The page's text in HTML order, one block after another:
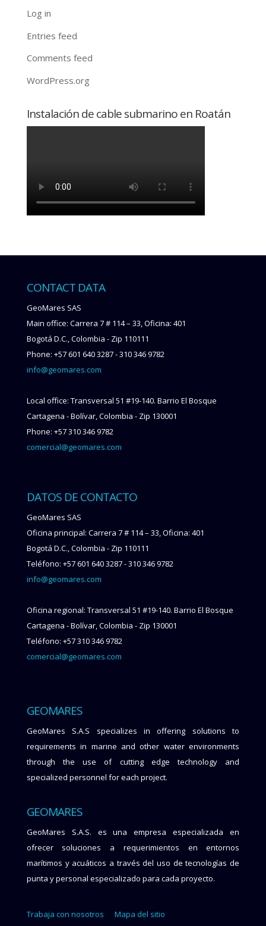
Log in
Entries feed
Comments feed
WordPress.org
Instalación de cable submarino en Roatán
CONTACT DATA
GeoMares SAS
Main office: Carrera 7 # 114 – 33, Oficina: 401
Bogotá D.C., Colombia - Zip 110111
Phone: +57 601 640 3287 - 310 346 9782
info@geomares.com
Local office: Transversal 51 #19-140. Barrio El Bosque
Cartagena - Bolívar, Colombia - Zip 130001
Phone: +57 310 346 9782
comercial@geomares.com
DATOS DE CONTACTO
GeoMares SAS
Oficina principal: Carrera 7 # 114 – 33, Oficina: 401
Bogotá D.C., Colombia - Zip 110111
Teléfono: +57 601 640 3287 - 310 346 9782
info@geomares.com
Oficina regional: Transversal 51 #19-140. Barrio El Bosque
Cartagena - Bolívar, Colombia - Zip 130001
Teléfono: +57 310 346 9782
comercial@geomares.com
GEOMARES
GeoMares S.A.S specializes in offering solutions to
requirements in marine and other water environments
through the use of cutting edge technology and
specialized personnel for each project.
GEOMARES
GeoMares S.A.S. es una empresa especializada en
ofrecer soluciones a requerimientos en entornos
marítimos y acuáticos a través del uso de tecnologías de
punta y personal especializado para cada proyecto.
Trabaja con nosotros Mapa del sitio